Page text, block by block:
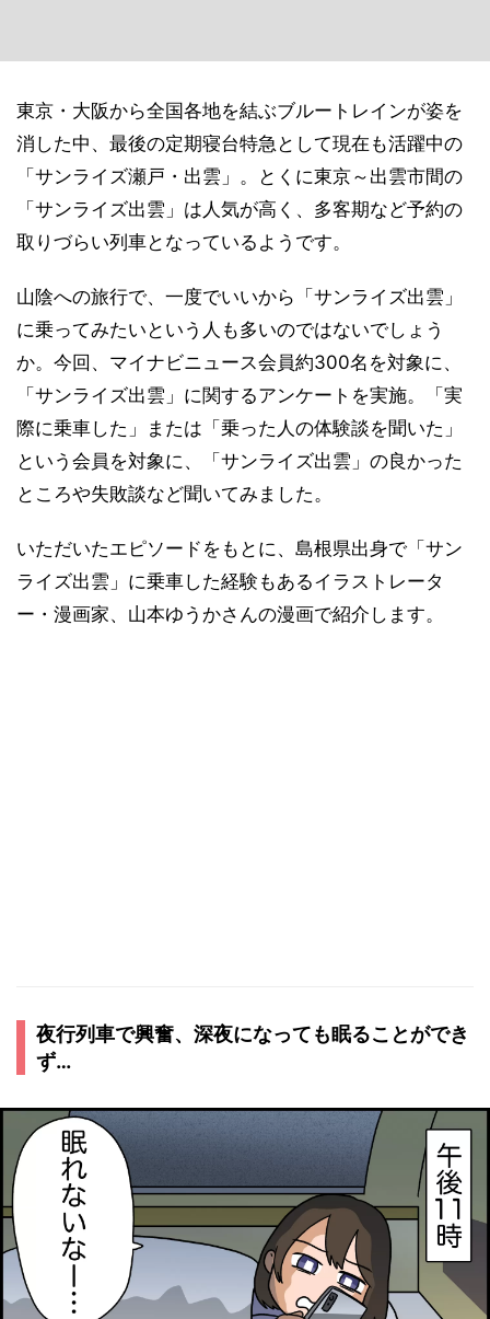
東京・大阪から全国各地を結ぶブルートレインが姿を
消した中、最後の定期寝台特急として現在も活躍中の
「サンライズ瀬戸・出雲」。とくに東京～出雲市間の
「サンライズ出雲」は人気が高く、多客期など予約の
取りづらい列車となっているようです。
山陰への旅行で、一度でいいから「サンライズ出雲」
に乗ってみたいという人も多いのではないでしょう
か。今回、マイナビニュース会員約300名を対象に、
「サンライズ出雲」に関するアンケートを実施。「実
際に乗車した」または「乗った人の体験談を聞いた」
という会員を対象に、「サンライズ出雲」の良かった
ところや失敗談など聞いてみました。
いただいたエピソードをもとに、島根県出身で「サン
ライズ出雲」に乗車した経験もあるイラストレータ
ー・漫画家、山本ゆうかさんの漫画で紹介します。
夜行列車で興奮、深夜になっても眠ることができ
ず…